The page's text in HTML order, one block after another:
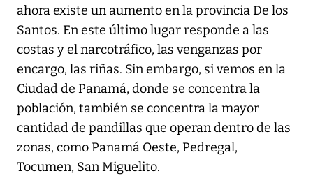
ahora existe un aumento en la provincia De los
Santos. En este último lugar responde a las
costas y el narcotráfico, las venganzas por
encargo, las riñas. Sin embargo, si vemos en la
Ciudad de Panamá, donde se concentra la
población, también se concentra la mayor
cantidad de pandillas que operan dentro de las
zonas, como Panamá Oeste, Pedregal,
Tocumen, San Miguelito.